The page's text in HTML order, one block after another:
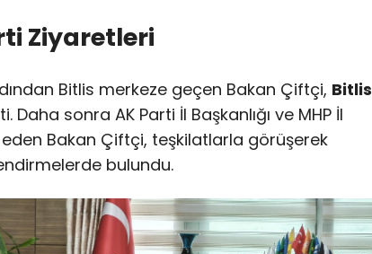
Ziyaretleri
Bitlis merkeze geçen Bakan Çiftçi, Bitlis
Daha sonra AK Parti İl Başkanlığı ve MHP İl
eden Bakan Çiftçi, teşkilatlarla görüşerek
bulundu.